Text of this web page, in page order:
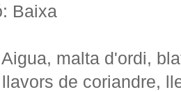
Baixa
malta d'ordi,
de coriandre,